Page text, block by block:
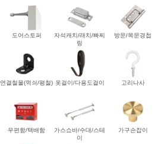
도어스토퍼
자석캐치/래치/빠찌
링
방문/목문경첩
연결철물(꺽쇠/평철) 옷걸이/다용도걸이 고리나사
우편함/택배함
가스쇼바/수대/스테
이
가구손잡이